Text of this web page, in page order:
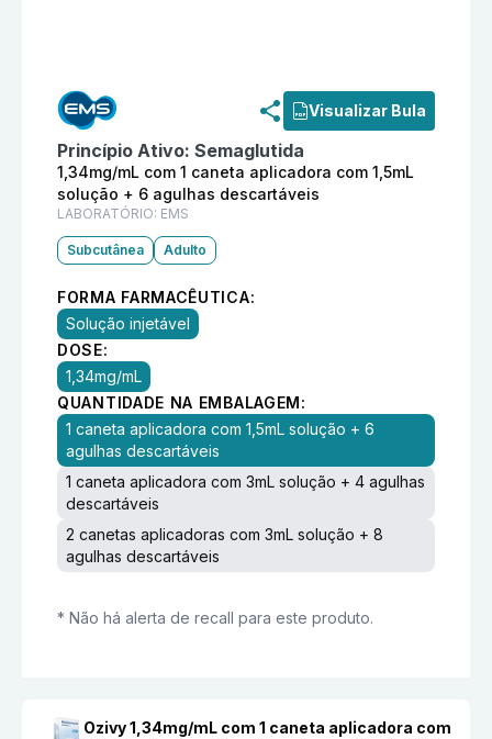
Visualizar Bula
Princípio Ativo: Semaglutida
1,34mg/mL com 1 caneta aplicadora com 1,5mL
solução + 6 agulhas descartáveis
LABORATÓRIO: EMS
Subcutânea Adulto
FORMA FARMACÊUTICA:
Solução injetável
DOSE:
1,34mg/mL
QUANTIDADE NA EMBALAGEM:
1 caneta aplicadora com 1,5mL solução + 6
agulhas descartáveis
1 caneta aplicadora com 3mL solução + 4 agulhas
descartáveis
2 canetas aplicadoras com 3mL solução + 8
agulhas descartáveis
* Não há alerta de recall para este produto.
Ozivy 1,34mg/mL com 1 caneta aplicadora com